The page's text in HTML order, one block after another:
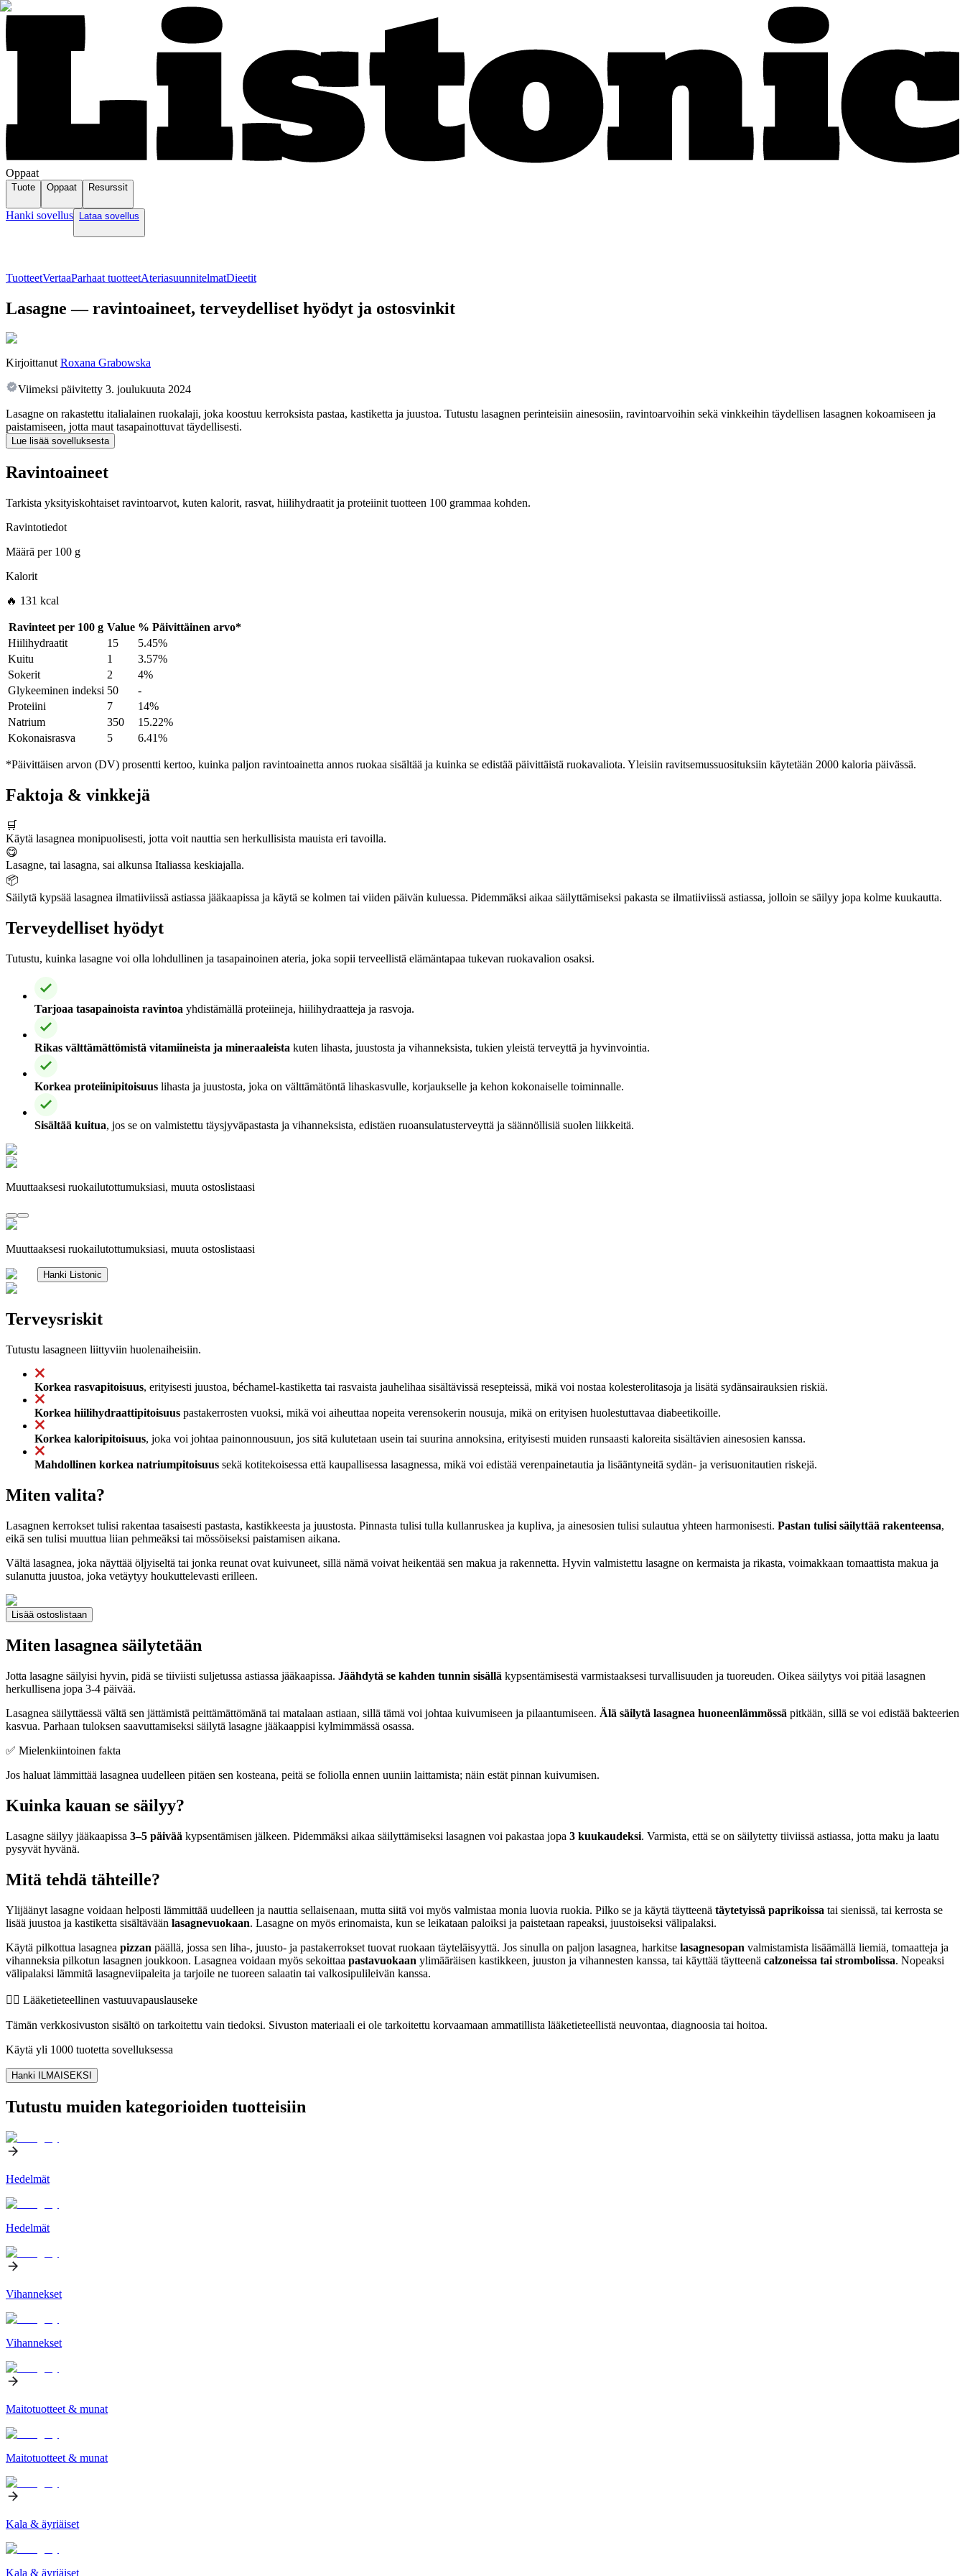
Oppaat
Tuote Oppaat Resurssit
Hanki sovellus Lataa sovellus
TuotteetVertaaParhaat tuotteetAteriasuunnitelmatDieetit
Lasagne — ravintoaineet, terveydelliset hyödyt ja ostosvinkit
Kirjoittanut Roxana Grabowska
Viimeksi päivitetty 3. joulukuuta 2024
Lasagne on rakastettu italialainen ruokalaji, joka koostuu kerroksista pastaa, kastiketta ja juustoa. Tutustu lasagnen perinteisiin ainesosiin, ravintoarvoihin sekä vinkkeihin täydellisen lasagnen kokoamiseen ja
paistamiseen, jotta maut tasapainottuvat täydellisesti.
Lue lisää sovelluksesta
Ravintoaineet
Tarkista yksityiskohtaiset ravintoarvot, kuten kalorit, rasvat, hiilihydraatit ja proteiinit tuotteen 100 grammaa kohden.
Ravintotiedot
Määrä per100 g
Kalorit
🔥 131 kcal
Ravinteet per 100 g Value % Päivittäinen arvo*
Hiilihydraatit
15
5.45%
Kuitu
1
3.57%
Sokerit
2
4%
Glykeeminen indeksi 50
-
Proteiini
7
14%
Natrium
350
15.22%
Kokonaisrasva
5 6.41%
*Päivittäisen arvon (DV) prosentti kertoo, kuinka paljon ravintoainetta annos ruokaa sisältää ja kuinka se edistää päivittäistä ruokavaliota. Yleisiin ravitsemussuosituksiin käytetään 2000 kaloria päivässä.
Faktoja & vinkkejä
🛒
Käytä lasagnea monipuolisesti, jotta voit nauttia sen herkullisista mauista eri tavoilla.
😋
Lasagne, tai lasagna, sai alkunsa Italiassa keskiajalla.
📦
Säilytä kypsää lasagnea ilmatiiviissä astiassa jääkaapissa ja käytä se kolmen tai viiden päivän kuluessa. Pidemmäksi aikaa säilyttämiseksi pakasta se ilmatiiviissä astiassa, jolloin se säilyy jopa kolme kuukautta.
Terveydelliset hyödyt
Tutustu, kuinka lasagne voi olla lohdullinen ja tasapainoinen ateria, joka sopii terveellistä elämäntapaa tukevan ruokavalion osaksi.
Tarjoaa tasapainoista ravintoa yhdistämällä proteiineja, hiilihydraatteja ja rasvoja.
Rikas välttämättömistä vitamiineista ja mineraaleista kuten lihasta, juustosta ja vihanneksista, tukien yleistä terveyttä ja hyvinvointia.
Korkea proteiinipitoisuus lihasta ja juustosta, joka on välttämätöntä lihaskasvulle, korjaukselle ja kehon kokonaiselle toiminnalle.
Sisältää kuitua, jos se on valmistettu täysjyväpastasta ja vihanneksista, edistäen ruoansulatusterveyttä ja säännöllisiä suolen liikkeitä.
Muuttaaksesi ruokailutottumuksiasi, muuta ostoslistaasi
Muuttaaksesi ruokailutottumuksiasi, muuta ostoslistaasi
Hanki Listonic
Terveysriskit
Tutustu lasagneen liittyviin huolenaiheisiin.
Korkea rasvapitoisuus, erityisesti juustoa, béchamel-kastiketta tai rasvaista jauhelihaa sisältävissä resepteissä, mikä voi nostaa kolesterolitasoja ja lisätä sydänsairauksien riskiä.
Korkea hiilihydraattipitoisuus pastakerrosten vuoksi, mikä voi aiheuttaa nopeita verensokerin nousuja, mikä on erityisen huolestuttavaa diabeetikoille.
Korkea kaloripitoisuus, joka voi johtaa painonnousuun, jos sitä kulutetaan usein tai suurina annoksina, erityisesti muiden runsaasti kaloreita sisältävien ainesosien kanssa.
Mahdollinen korkea natriumpitoisuus sekä kotitekoisessa että kaupallisessa lasagnessa, mikä voi edistää verenpainetautia ja lisääntyneitä sydän- ja verisuonitautien riskejä.
Miten valita?
Lasagnen kerrokset tulisi rakentaa tasaisesti pastasta, kastikkeesta ja juustosta. Pinnasta tulisi tulla kullanruskea ja kupliva, ja ainesosien tulisi sulautua yhteen harmonisesti. Pastan tulisi säilyttää rakenteensa,
eikä sen tulisi muuttua liian pehmeäksi tai mössöiseksi paistamisen aikana.
Vältä lasagnea, joka näyttää öljyiseltä tai jonka reunat ovat kuivuneet, sillä nämä voivat heikentää sen makua ja rakennetta. Hyvin valmistettu lasagne on kermaista ja rikasta, voimakkaan tomaattista makua ja
sulanutta juustoa, joka vetäytyy houkuttelevasti erilleen.
Lisää ostoslistaan
Miten lasagnea säilytetään
Jotta lasagne säilyisi hyvin, pidä se tiiviisti suljetussa astiassa jääkaapissa. Jäähdytä se kahden tunnin sisällä kypsentämisestä varmistaaksesi turvallisuuden ja tuoreuden. Oikea säilytys voi pitää lasagnen
herkullisena jopa 3-4 päivää.
Lasagnea säilyttäessä vältä sen jättämistä peittämättömänä tai matalaan astiaan, sillä tämä voi johtaa kuivumiseen ja pilaantumiseen. Älä säilytä lasagnea huoneenlämmössä pitkään, sillä se voi edistää bakteerien
kasvua. Parhaan tuloksen saavuttamiseksi säilytä lasagne jääkaappisi kylmimmässä osassa.
✅ Mielenkiintoinen fakta
Jos haluat lämmittää lasagnea uudelleen pitäen sen kosteana, peitä se foliolla ennen uuniin laittamista; näin estät pinnan kuivumisen.
Kuinka kauan se säilyy?
Lasagne säilyy jääkaapissa 3–5 päivää kypsentämisen jälkeen. Pidemmäksi aikaa säilyttämiseksi lasagnen voi pakastaa jopa 3 kuukaudeksi. Varmista, että se on säilytetty tiiviissä astiassa, jotta maku ja laatu
pysyvät hyvänä.
Mitä tehdä tähteille?
Ylijäänyt lasagne voidaan helposti lämmittää uudelleen ja nauttia sellaisenaan, mutta siitä voi myös valmistaa monia luovia ruokia. Pilko se ja käytä täytteenä täytetyissä paprikoissa tai sienissä, tai kerrosta se
lisää juustoa ja kastiketta sisältävään lasagnevuokaan. Lasagne on myös erinomaista, kun se leikataan paloiksi ja paistetaan rapeaksi, juustoiseksi välipalaksi.
Käytä pilkottua lasagnea pizzan päällä, jossa sen liha-, juusto- ja pastakerrokset tuovat ruokaan täyteläisyyttä. Jos sinulla on paljon lasagnea, harkitse lasagnesopan valmistamista lisäämällä liemiä, tomaatteja ja
vihanneksia pilkotun lasagnen joukkoon. Lasagnea voidaan myös sekoittaa pastavuokaan ylimääräisen kastikkeen, juuston ja vihannesten kanssa, tai käyttää täytteenä calzoneissa tai strombolissa. Nopeaksi
välipalaksi lämmitä lasagneviipaleita ja tarjoile ne tuoreen salaatin tai valkosipulileivän kanssa.
👨‍⚕️️ Lääketieteellinen vastuuvapauslauseke
Tämän verkkosivuston sisältö on tarkoitettu vain tiedoksi. Sivuston materiaali ei ole tarkoitettu korvaamaan ammatillista lääketieteellistä neuvontaa, diagnoosia tai hoitoa.
Käytä yli 1000 tuotetta sovelluksessa
Hanki ILMAISEKSI
Tutustu muiden kategorioiden tuotteisiin
Hedelmät
Hedelmät
Vihannekset
Vihannekset
Maitotuotteet & munat
Maitotuotteet & munat
Kala & äyriäiset
Kala & äyriäiset